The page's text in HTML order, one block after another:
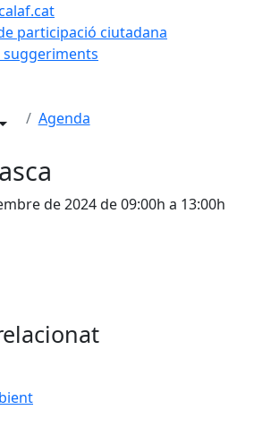
participació ciutadana
suggeriments
Agenda
de 2024 de 09:00h a 13:00h